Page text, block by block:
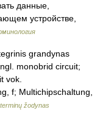
данные,
устройстве,
grandynas
monobrid circuit;
vok.
f; Multichipschaltung,
žodynas